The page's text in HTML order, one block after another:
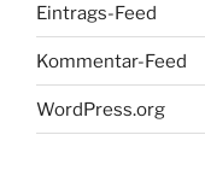
Eintrags-Feed
Kommentar-Feed
WordPress.org